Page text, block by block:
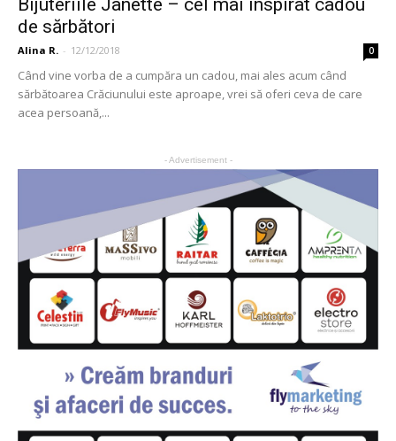
Bijuteriile Janette – cel mai inspirat cadou
de sărbători
Alina R. - 12/12/2018 0
Când vine vorba de a cumpăra un cadou, mai ales acum când
sărbătoarea Crăciunului este aproape, vrei să oferi ceva de care
acea persoană,...
- Advertisement -